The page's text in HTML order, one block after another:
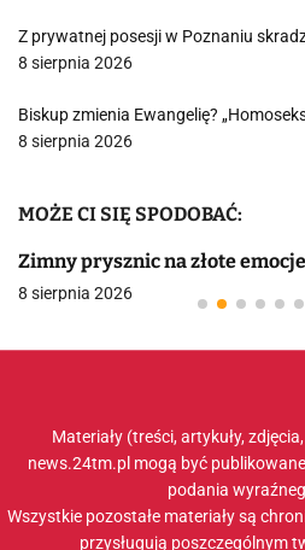
Z prywatnej posesji w Poznaniu
8 sierpnia 2026
Biskup zmienia Ewangelię?
8 sierpnia 2026
MOŻE CI SIĘ SPODOBAĆ:
Zimny prysznic na złote emocje
8 sierpnia 2026
Materiały (treści, artykuły,
news.24tm.pl mogą być
podania
Wszystkie pozostałe materiały są
przysługują poszczególnym